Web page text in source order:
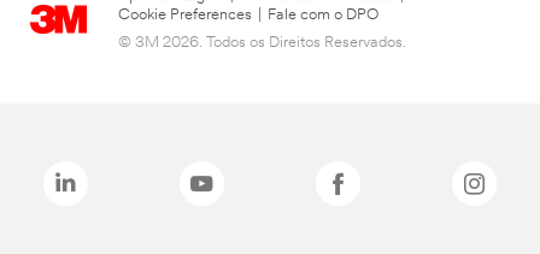
Cookie Preferences
Fale com o DPO
© 3M 2026. Todos os Direitos Reservados.